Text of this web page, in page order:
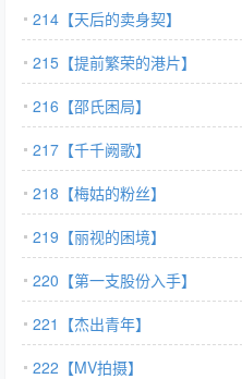
214【天后的卖身契】
215【提前繁荣的港片】
216【邵氏困局】
217【千千阙歌】
218【梅姑的粉丝】
219【丽视的困境】
220【第一支股份入手】
221【杰出青年】
222【MV拍摄】